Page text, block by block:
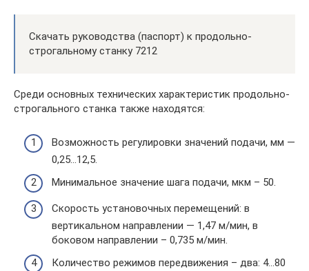
Скачать руководства (паспорт) к продольно-
строгальному станку 7212
Среди основных технических характеристик продольно-
строгального станка также находятся:
Возможность регулировки значений подачи, мм —
0,25…12,5.
Минимальное значение шага подачи, мкм – 50.
Скорость установочных перемещений: в
вертикальном направлении — 1,47 м/мин, в
боковом направлении – 0,735 м/мин.
Количество режимов передвижения – два: 4…80